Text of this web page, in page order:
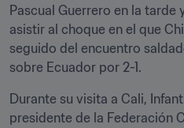
Pascual Guerrero en la
asistir al choque en el que
seguido del encuentro
sobre Ecuador por 2-1.
Durante su visita a Cali,
presidente de la Federación